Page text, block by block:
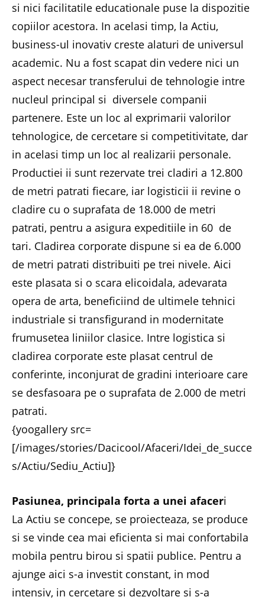
si nici facilitatile educationale puse la dispozitie
copiilor acestora. In acelasi timp, la Actiu,
business-ul inovativ creste alaturi de universul
academic. Nu a fost scapat din vedere nici un
aspect necesar transferului de tehnologie intre
nucleul principal si diversele companii
partenere. Este un loc al exprimarii valorilor
tehnologice, de cercetare si competitivitate, dar
in acelasi timp un loc al realizarii personale.
Productiei ii sunt rezervate trei cladiri a 12.800
de metri patrati fiecare, iar logisticii ii revine o
cladire cu o suprafata de 18.000 de metri
patrati, pentru a asigura expeditiile in 60 de
tari. Cladirea corporate dispune si ea de 6.000
de metri patrati distribuiti pe trei nivele. Aici
este plasata si o scara elicoidala, adevarata
opera de arta, beneficiind de ultimele tehnici
industriale si transfigurand in modernitate
frumusetea liniilor clasice. Intre logistica si
cladirea corporate este plasat centrul de
conferinte, inconjurat de gradini interioare care
se desfasoara pe o suprafata de 2.000 de metri
patrati.
{yoogallery src=
[/images/stories/Dacicool/Afaceri/Idei_de_succe
s/Actiu/Sediu_Actiu]}
Pasiunea, principala forta a unei afaceri
La Actiu se concepe, se proiecteaza, se produce
si se vinde cea mai eficienta si mai confortabila
mobila pentru birou si spatii publice. Pentru a
ajunge aici s-a investit constant, in mod
intensiv, in cercetare si dezvoltare si s-a